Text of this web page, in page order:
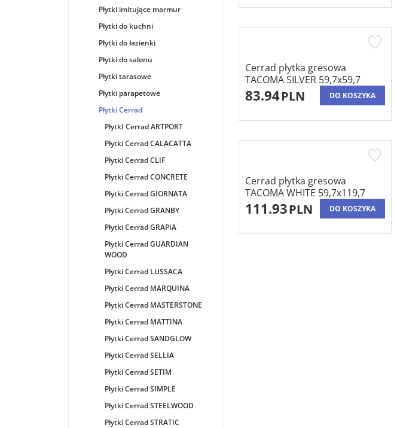
Cerrad płytka gresowa
TACOMA SILVER 59,7x59,7
83.94PLN DO KOSZYKA
Cerrad płytka gresowa
TACOMA WHITE 59,7x119,7
111.93PLN DO KOSZYKA
Płytki imitujące marmur
Płytki do kuchni
Płytki do łazienki
Płytki do salonu
Płytki tarasowe
Płytki parapetowe
Płytki Cerrad
PłytkI Cerrad ARTPORT
Płytki Cerrad CALACATTA
Płytki Cerrad CLIF
Płytki Cerrad CONCRETE
Płytki Cerrad GIORNATA
Płytki Cerrad GRANBY
Płytki Cerrad GRAPIA
Płytki Cerrad GUARDIAN
WOOD
Płytki Cerrad LUSSACA
Płytki Cerrad MARQUINA
Płytki Cerrad MASTERSTONE
Płytki Cerrad MATTINA
Płytki Cerrad SANDGLOW
Płytki Cerrad SELLIA
Płytki Cerrad SETIM
Płytki Cerrad SIMPLE
Płytki Cerrad STEELWOOD
Płytki Cerrad STRATIC